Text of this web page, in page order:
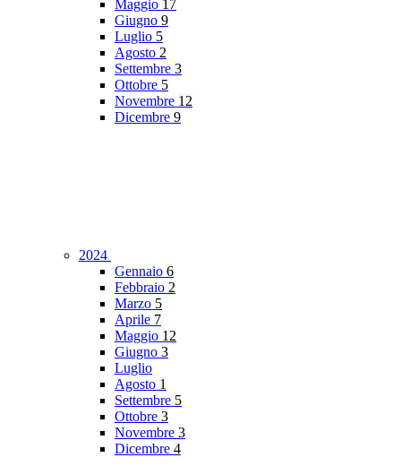
Maggio 17
Giugno 9
Luglio 5
Agosto 2
Settembre 3
Ottobre 5
Novembre 12
Dicembre 9
2024
Gennaio 6
Febbraio 2
Marzo 5
Aprile 7
Maggio 12
Giugno 3
Luglio
Agosto 1
Settembre 5
Ottobre 3
Novembre 3
Dicembre 4